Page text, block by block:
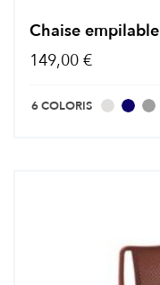
Chaise
149,00 €
6 COLORIS